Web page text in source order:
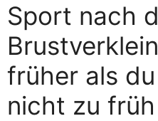
Sport nach
früher als
nicht zu früh